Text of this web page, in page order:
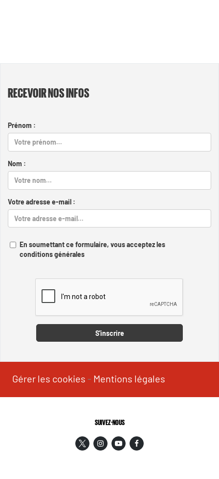
RECEVOIR NOS INFOS
Prénom :
Nom :
Votre adresse e-mail :
En soumettant ce formulaire, vous acceptez les
conditions générales
S'inscrire
Gérer les cookies - Mentions légales
SUIVEZ-NOUS